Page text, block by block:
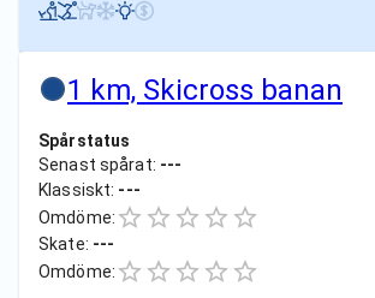
1 km, Skicross banan
Spårstatus
Senast spårat: ---
Klassiskt: ---
Omdöme:
Skate: ---
Omdöme: